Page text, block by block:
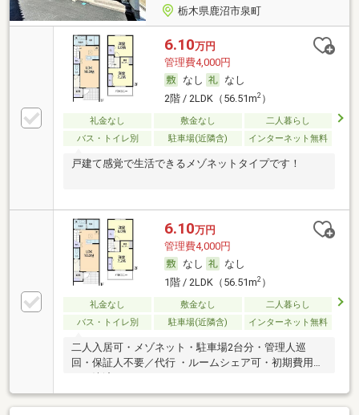
栃木県鹿沼市泉町
6.10万円
管理費4,000円
なし
なし
2階 / 2LDK（56.51m2）
礼金なし 敷金なし
二人暮らし
バス・トイレ別
駐車場(近隣含) インターネット無料
戸建て感覚で生活できるメゾネットタイプです！
6.10万円
管理費4,000円
なし
なし
1階 / 2LDK（56.51m2）
礼金なし 敷金なし
二人暮らし
バス・トイレ別
駐車場(近隣含) インターネット無料
二人入居可・メゾネット・駐車場2台分・管理人巡
回・保証人不要／代行 ・ルームシェア可・初期費用カ